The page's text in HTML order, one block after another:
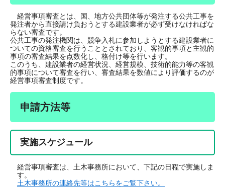
経営事項審査とは、国、地方公共団体等が発注する公共工事を
発注者から直接請け負おうとする建設業者が必ず受けなければな
らない審査です。
公共工事の発注機関は、競争入札に参加しようとする建設業者に
ついての資格審査を行うこととされており、客観的事項と主観的
事項の審査結果を点数化し、格付け等を行います。
このうち、建設業者の経営状況、経営規模、技術的能力等の客観
的事項について審査を行い、審査結果を数値により評価するのが
経営事項審査制度です。
申請方法等
実施スケジュール
経営事項審査は、土木事務所において、下記の日程で実施しま
す。
土木事務所の連絡先等はこちらをご覧下さい。